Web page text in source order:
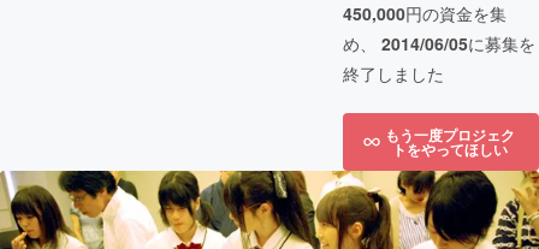
450,000円の資金を集
め、 2014/06/05に募集を
終了しました
もう一度プロジェク
トをやってほしい